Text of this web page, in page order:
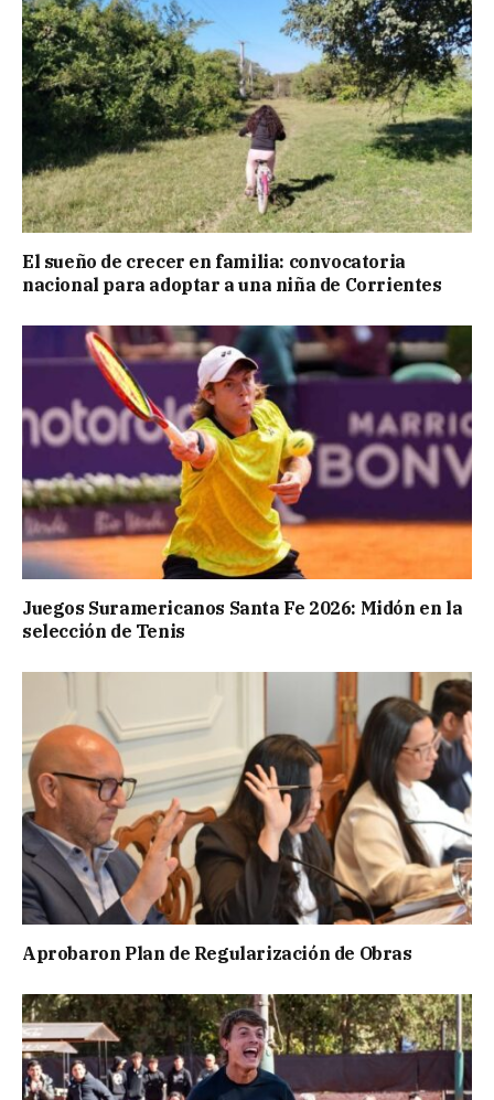
El sueño de crecer en familia: convocatoria
nacional para adoptar a una niña de Corrientes
Juegos Suramericanos Santa Fe 2026: Midón en la
selección de Tenis
Aprobaron Plan de Regularización de Obras